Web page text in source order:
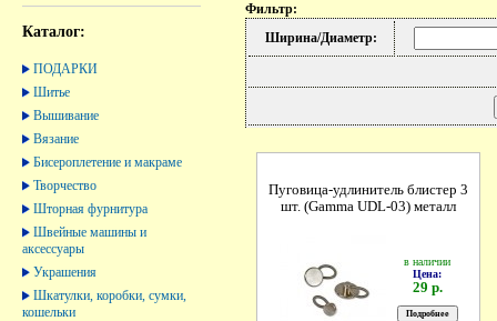
Каталог:
ПОДАРКИ
Шитье
Вышивание
Вязание
Бисероплетение и макраме
Творчество
Шторная фурнитура
Швейные машины и
аксессуары
Украшения
Шкатулки, коробки, сумки,
кошельки
Фильтр:
Ширина/Диаметр:
Пуговица-удлинитель блистер 3
шт. (Gamma UDL-03) металл
в наличии
Цена:
29 р.